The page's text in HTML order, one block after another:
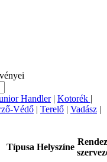
Handler| Kotorék |
Védő | Terelő | Vadász |
Típusa Helyszíne